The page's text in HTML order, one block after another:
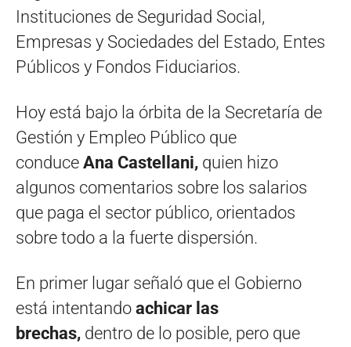
Instituciones de Seguridad Social,
Empresas y Sociedades del Estado, Entes
Públicos y Fondos Fiduciarios.
Hoy está bajo la órbita de la Secretaría de
Gestión y Empleo Público que
conduce Ana Castellani, quien hizo
algunos comentarios sobre los salarios
que paga el sector público, orientados
sobre todo a la fuerte dispersión.
En primer lugar señaló que el Gobierno
está intentando achicar las
brechas, dentro de lo posible, pero que